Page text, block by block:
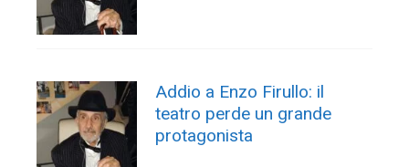
Addio a Enzo Firullo: il
teatro perde un grande
protagonista